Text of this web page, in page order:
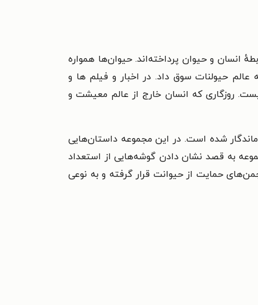
انسان و حیوان پرداخته‌اند. حیوان‌ها همواره
حیولنات سوق داد. در اخبار و فیلم ها و
روزگاری که انسان خارج از عالم معیشت و
شده است. در این مجموعه داستان‌هایی
به قصد نشان دادن گوشه‌هایی از استعداد
حمایت از حیوانت قرار گرفته و به نوعی